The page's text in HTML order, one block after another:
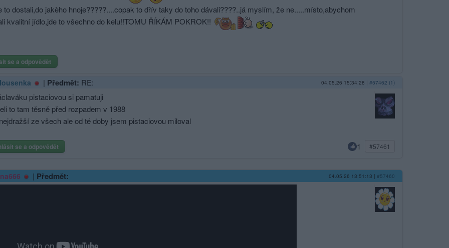
to dostali,do jakèho hnoje?????....copak to dřív taky do toho dávali????..já myslím, že ne.....místo,a­bychom
kvalitní jídlo,jde to všechno do kelu!!TOMU ŘÍKÁM POKROK!!
se a odpovědět
| Předmět: RE: 04.05.26 15:34:28 | #57462 (1)
pistaciovou si pamatuji
to tam těsně před rozpadem v 1988
ze všech ale od té doby jsem pistaciovou miloval
se a odpovědět 1 #57461
| Předmět: 04.05.26 13:51:13 | #57460